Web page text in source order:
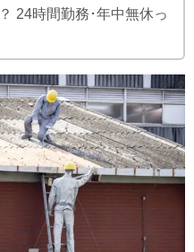
24時間勤務･年中無休っ